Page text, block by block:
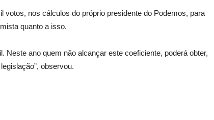
votos, nos cálculos do próprio presidente do Podemos, para
quanto a isso.
Neste ano quem não alcançar este coeficiente, poderá obter,
observou.